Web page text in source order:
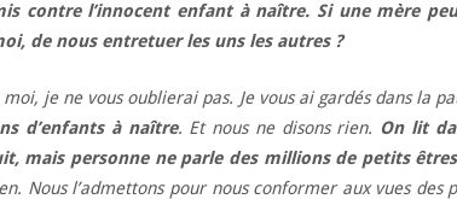
contre l’innocent enfant à naître. Si une mère
de nous entretuer les uns les autres ?
je ne vous oublierai pas. Je vous ai gardés dans la
d’enfants à naître. Et nous ne disons rien. On lit
mais personne ne parle des millions de petits êtres
Nous l’admettons pour nous conformer aux vues des